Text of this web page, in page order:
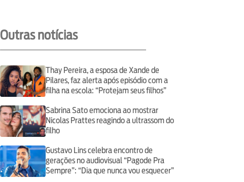
Outras notícias
Thay Pereira, a esposa de Xande de
Pilares, faz alerta após episódio com a
filha na escola: “Protejam seus filhos”
Sabrina Sato emociona ao mostrar
Nicolas Prattes reagindo a ultrassom do
filho
Gustavo Lins celebra encontro de
gerações no audiovisual “Pagode Pra
Sempre”: “Dia que nunca vou esquecer”